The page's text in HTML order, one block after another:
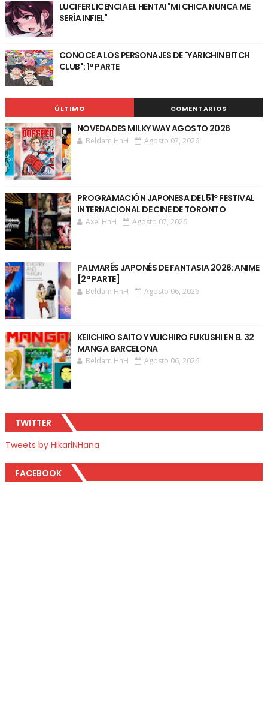
LUCIFER LICENCIA EL HENTAI "MI CHICA NUNCA ME
SERÍA INFIEL"
CONOCE A LOS PERSONAJES DE "YARICHIN BITCH
CLUB": 1ª PARTE
ÚLTIMO COMENTARIOS
NOVEDADES MILKY WAY AGOSTO 2026
Beldam HnH Agosto 07, 2026
PROGRAMACIÓN JAPONESA DEL 51º FESTIVAL
INTERNACIONAL DE CINE DE TORONTO
Axel HnH Agosto 07, 2026
PALMARÉS JAPONÉS DE FANTASIA 2026: ANIME
[2ª PARTE]
Beldam HnH Agosto 06, 2026
KEIICHIRO SAITO Y YUICHIRO FUKUSHI EN EL 32
MANGA BARCELONA
Beldam HnH Agosto 06, 2026
TWITTER
Tweets by HikariNHana
FACEBOOK